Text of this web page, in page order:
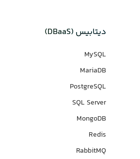
دیتابیس‌ (DBaaS)
MySQL
MariaDB
PostgreSQL
SQL Server
MongoDB
Redis
RabbitMQ